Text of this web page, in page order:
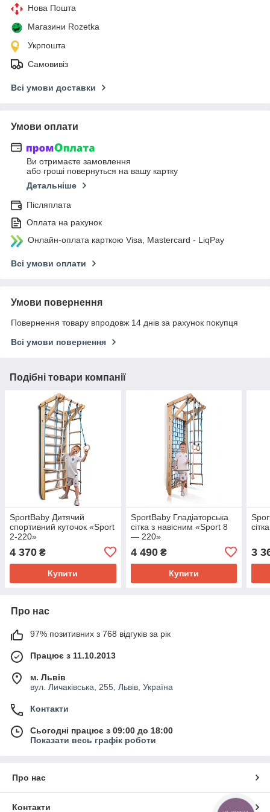
Нова Пошта
Магазини Rozetka
Укрпошта
Самовивіз
Всі умови доставки
Умови оплати
Ви отримаєте замовлення
або гроші повернуться на вашу картку
Детальніше
Післяплата
Оплата на рахунок
Онлайн-оплата карткою Visa, Mastercard - LiqPay
Всі умови оплати
Умови повернення
Повернення товару впродовж 14 днів за рахунок покупця
Всі умови повернення
Подібні товари компанії
SportBaby Дитячий
спортивний куточок «Sport
2-220»
4 370 ₴
Купити
SportBaby Гладіаторська
сітка з навісним «Sport 8
— 220»
4 490₴
Купити
3
Про нас
97% позитивних з 768 відгуків за рік
Працює з 11.10.2013
м. Львів
вул. Личаківська, 255, Львів, Україна
Контакти
Сьогодні працює з 09:00 до 18:00
Показати весь графік роботи
Про нас
Контакти